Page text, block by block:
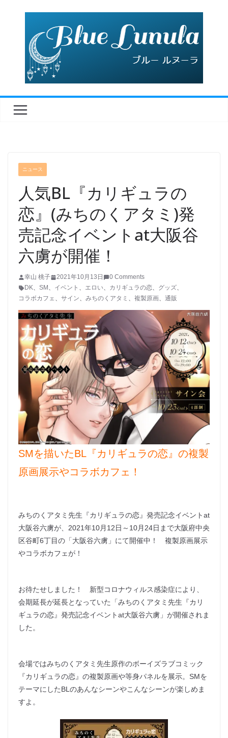
ニュース
人気BL『カリギュラの
恋』(みちのくアタミ)発
売記念イベントat大阪谷
六虜が開催！
幸山 桃子 2021年10月13日
0 Comments
DK、 SM 、 イベント 、 エロい、 カリギュラの恋、 グッズ、
コラボカフェ、 サイン、 みちのくアタミ 、 複製原画、 通販
SMを描いたBL『カリギュラの恋』の複製
原画展示やコラボカフェ！
みちのくアタミ先生『カリギュラの恋』発売記念イベントat
大阪谷六虜が、2021年10月12日～10月24日まで大阪府中央
区谷町6丁目の「大阪谷六虜」にて開催中！ 複製原画展示
やコラボカフェが！
お待たせしました！ 新型コロナウィルス感染症により、
会期延長が延長となっていた「みちのくアタミ先生『カリ
ギュラの恋』発売記念イベントat大阪谷六虜」が開催されま
した。
会場ではみちのくアタミ先生原作のボーイズラブコミック
『カリギュラの恋』の複製原画や等身パネルを展示。SMを
テーマにしたBLのあんなシーンやこんなシーンが楽しめま
すよ。